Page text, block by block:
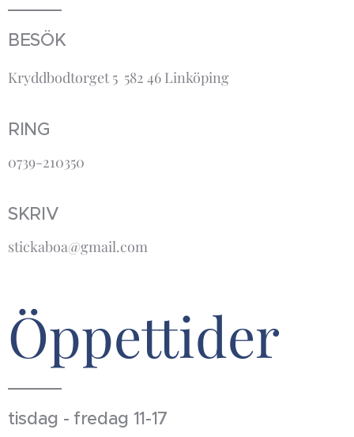
BESÖK
Kryddbodtorget 5 582 46 Linköping
RING
0739-210350
SKRIV
stickaboa@gmail.com
Öppettider
tisdag - fredag 11-17